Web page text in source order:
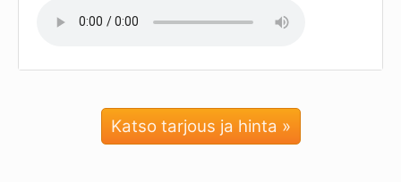
Katso tarjous ja hinta »